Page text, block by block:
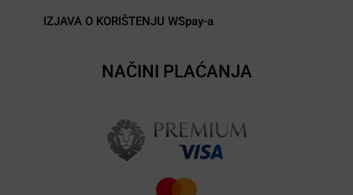
IZJAVA O KORIŠTENJU WSpay-a
NAČINI PLAĆANJA